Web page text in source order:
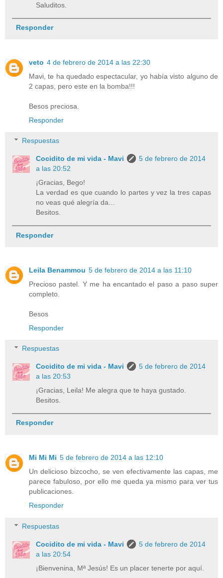
Saluditos.
Responder
veto 4 de febrero de 2014 a las 22:30
Mavi, te ha quedado espectacular, yo había visto alguno de
2 capas, pero este en la bomba!!!
Besos preciosa.
Responder
Respuestas
Cocidito de mi vida - Mavi
5 de febrero de 2014
a las 20:52
¡Gracias, Bego!
La verdad es que cuando lo partes y vez la tres capas
no veas qué alegría da...
Besitos.
Responder
Leila Benammou 5 de febrero de 2014 a las 11:10
Precioso pastel. Y me ha encantado el paso a paso super
completo.
Besos
Responder
Respuestas
Cocidito de mi vida - Mavi
5 de febrero de 2014
a las 20:53
¡Gracias, Leila! Me alegra que te haya gustado.
Besitos.
Responder
Mi Mi Mi 5 de febrero de 2014 a las 12:10
Un delicioso bizcocho, se ven efectivamente las capas, me
parece fabuloso, por ello me queda ya mismo para ver tus
publicaciones.
Responder
Respuestas
Cocidito de mi vida - Mavi
5 de febrero de 2014
a las 20:54
¡Bienvenina, Mª Jesús! Es un placer tenerte por aquí.